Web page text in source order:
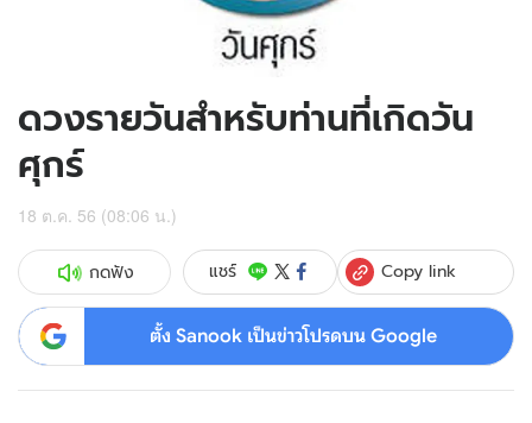
ดวงรายวันสำหรับท่านที่เกิดวัน
ศุกร์
18 ต.ค. 56 (08:06 น.)
กดฟัง แชร์ Copy link
ตั้ง Sanook เป็นข่าวโปรดบน Google